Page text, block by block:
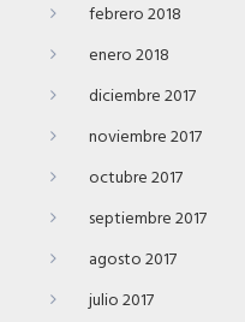
febrero 2018
enero 2018
diciembre 2017
noviembre 2017
octubre 2017
septiembre 2017
agosto 2017
julio 2017